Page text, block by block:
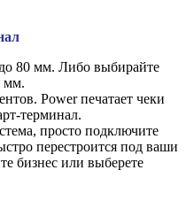
80 мм. Либо выбирайте
мм.
Power печатает чеки
терминал.
просто подключите
перестроится под ваши
бизнес или выберете